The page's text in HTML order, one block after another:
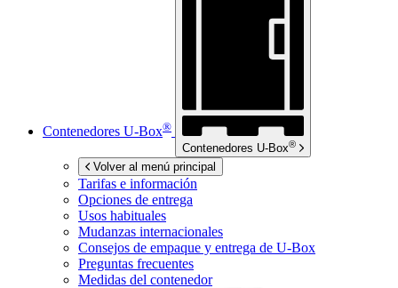
Contenedores U-Box®
Contenedores U-Box®
Volver al menú principal
Tarifas e información
Opciones de entrega
Usos habituales
Mudanzas internacionales
Consejos de empaque y entrega de U-Box
Preguntas frecuentes
Medidas del contenedor